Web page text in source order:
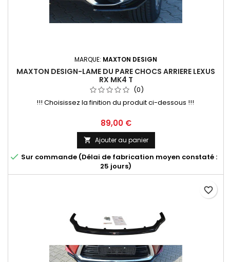
MARQUE: MAXTON DESIGN
MAXTON DESIGN-LAME DU PARE CHOCS ARRIERE LEXUS
RX MK4 T
(0)
!!! Choisissez la finition du produit ci-dessous !!!
Prix
89,00 €
 Ajouter au panier
 Sur commande (Délai de fabrication moyen constaté :
25 jours)
favorite_border